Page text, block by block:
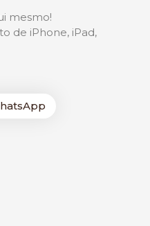
mesmo!
de iPhone, iPad,